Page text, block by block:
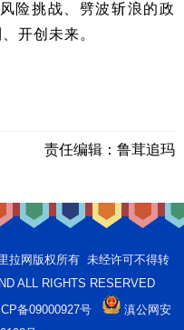
险挑战、劈波斩浪的政
开创未来。
责任编辑： 鲁茸追玛
网版权所有 未经许可不得转
ALL RIGHTS RESERVED
备09000927号
滇公网安